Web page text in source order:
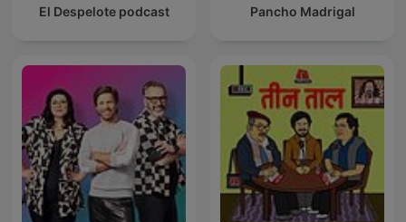
El Despelote podcast Pancho Madrigal